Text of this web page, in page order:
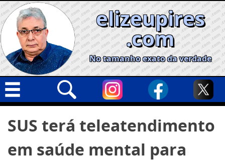
Skip
to
content
elizeupires
.com
No tamanho exato da verdade
Geral
Cidades
por:
SUS terá teleatendimento
em saúde mental para